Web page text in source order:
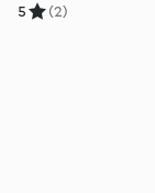
5 (2)